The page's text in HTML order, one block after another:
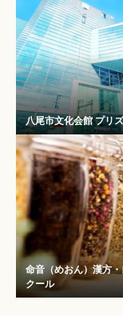
八尾市文化会館 プリ
命音（めおん）漢方
クール